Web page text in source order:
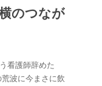
のつなが
看護師辞めた
波に今まさに飲